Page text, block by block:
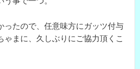
ったので、任意味方にガッツ付与
ゃまに、久しぶりにご協力頂くこ